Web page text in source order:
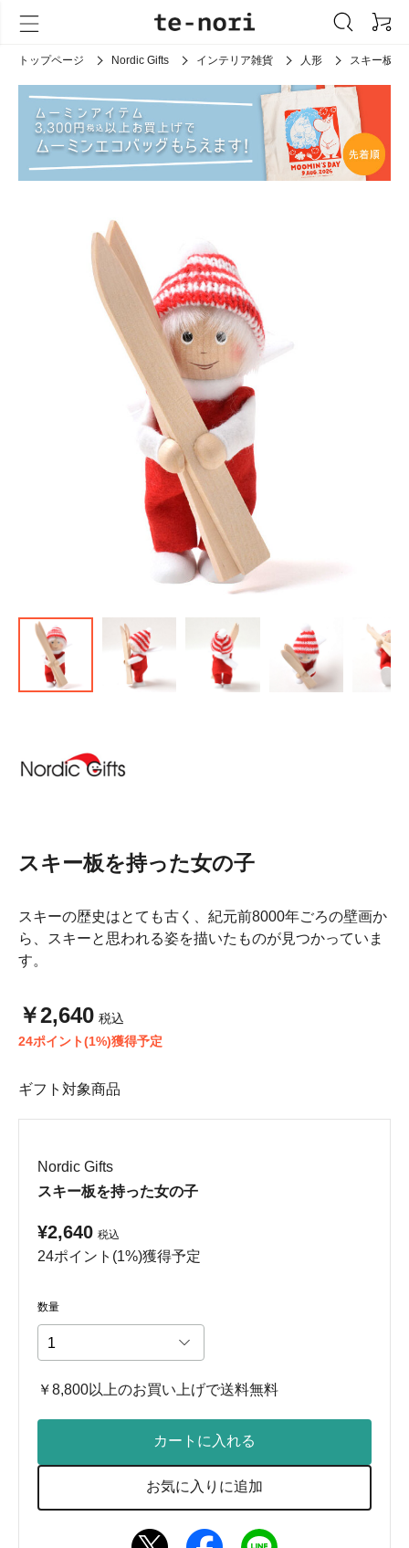
トップページ Nordic Gifts インテリア雑貨 人形 スキー板を
スキー板を持った女の子
スキーの歴史はとても古く、紀元前8000年ごろの壁画か
ら、スキーと思われる姿を描いたものが見つかっていま
す。
￥2,640 税込
24ポイント(1%)獲得予定
ギフト対象商品
Nordic Gifts
スキー板を持った女の子
¥2,640 税込
24ポイント(1%)獲得予定
数量
￥8,800以上のお買い上げで送料無料
カートに入れる
お気に入りに追加